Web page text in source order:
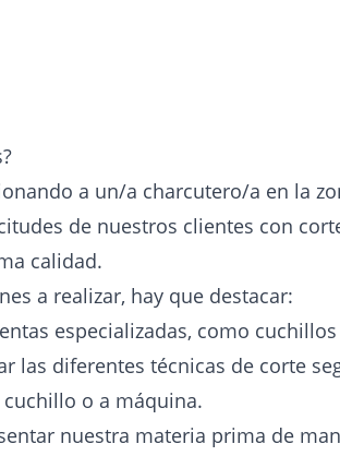
a un/a charcutero/a en la
de nuestros clientes con
calidad.
a realizar, hay que destacar:
especializadas, como
las diferentes técnicas de corte
o a máquina.
nuestra materia prima de